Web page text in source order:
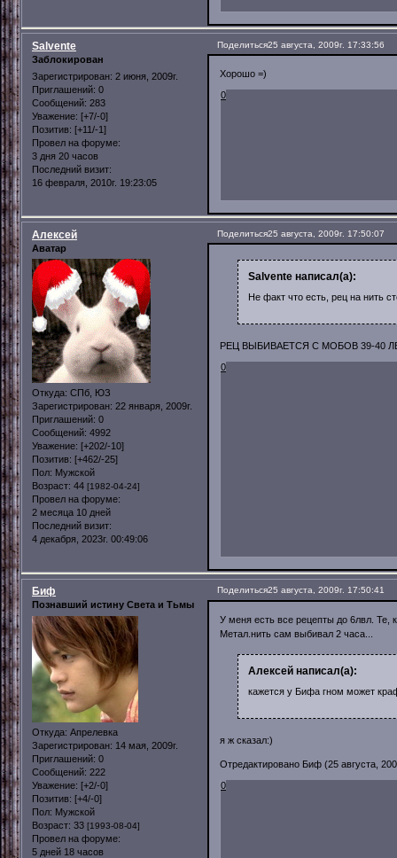
Поделиться25 августа, 2009г. 17:33:56
Salvente
Заблокирован
Зарегистрирован: 2 июня, 2009г.
Приглашений: 0
Сообщений: 283
Уважение: [+7/-0]
Позитив: [+11/-1]
Провел на форуме:
3 дня 20 часов
Последний визит:
16 февраля, 2010г. 19:23:05
Хорошо =)
0
Поделиться25 августа, 2009г. 17:50:07
Алексей
Аватар
Откуда: СПб, ЮЗ
Зарегистрирован: 22 января, 2009г.
Приглашений: 0
Сообщений: 4992
Уважение: [+202/-10]
Позитив: [+462/-25]
Пол: Мужской
Возраст: 44 [1982-04-24]
Провел на форуме:
2 месяца 10 дней
Последний визит:
4 декабря, 2023г. 00:49:06
Salvente написал(а):
Не факт что есть, рец на нить
РЕЦ ВЫБИВАЕТСЯ С МОБОВ 39-40 ЛВЛ
0
Поделиться25 августа, 2009г. 17:50:41
Биф
Познавший истину Света и Тьмы
Откуда: Апрелевка
Зарегистрирован: 14 мая, 2009г.
Приглашений: 0
Сообщений: 222
Уважение: [+2/-0]
Позитив: [+4/-0]
Пол: Мужской
Возраст: 33 [1993-08-04]
Провел на форуме:
5 дней 18 часов
У меня есть все рецепты до 6лвл. Те,
Метал.нить сам выбивал 2 часа...
Алексей написал(а):
кажется у Бифа гном может
я ж сказал:)
Отредактировано Биф (25 августа,
0